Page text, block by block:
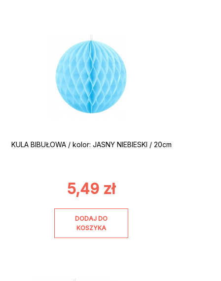
KULA BIBUŁOWA / kolor: JASNY NIEBIESKI / 20cm
5,49 zł
DODAJ DO
KOSZYKA